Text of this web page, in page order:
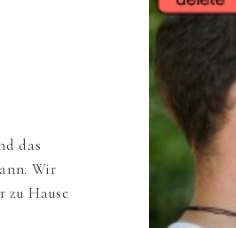
das
Wir
Hause